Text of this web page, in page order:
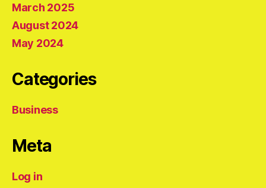
March 2025
August 2024
May 2024
Categories
Business
Meta
Log in